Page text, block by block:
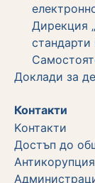
Дирекция
Дoклади за
Контакти
Kонтакти
Достъп до
Aнтикорупция